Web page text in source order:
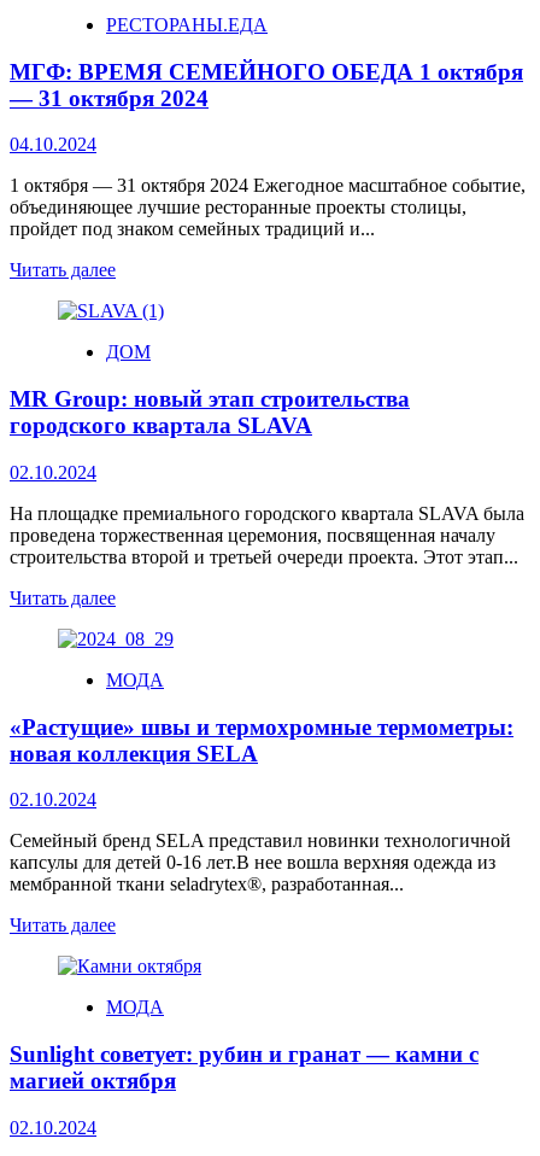
РЕСТОРАНЫ.ЕДА
МГФ: ВРЕМЯ СЕМЕЙНОГО ОБЕДА 1 октября
— 31 октября 2024
04.10.2024
1 октября — 31 октября 2024 Ежегодное масштабное событие,
объединяющее лучшие ресторанные проекты столицы,
пройдет под знаком семейных традиций и...
Читать далее
ДОМ
MR Group: новый этап строительства
городского квартала SLAVA
02.10.2024
На площадке премиального городского квартала SLAVA была
проведена торжественная церемония, посвященная началу
строительства второй и третьей очереди проекта. Этот этап...
Читать далее
МОДА
«Растущие» швы и термохромные термометры:
новая коллекция SELA
02.10.2024
Семейный бренд SELA представил новинки технологичной
капсулы для детей 0-16 лет.В нее вошла верхняя одежда из
мембранной ткани seladrytex®, разработанная...
Читать далее
МОДА
Sunlight советует: рубин и гранат — камни с
магией октября
02.10.2024